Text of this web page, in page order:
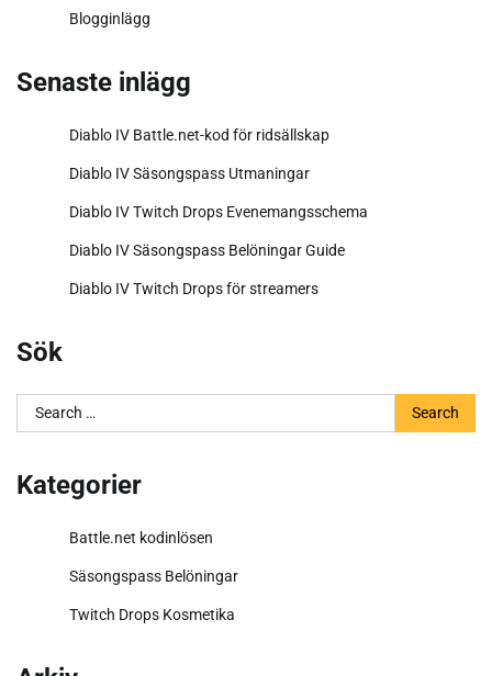
Blogginlägg
Senaste inlägg
Diablo IV Battle.net-kod för ridsällskap
Diablo IV Säsongspass Utmaningar
Diablo IV Twitch Drops Evenemangsschema
Diablo IV Säsongspass Belöningar Guide
Diablo IV Twitch Drops för streamers
Sök
Search
for:
Kategorier
Battle.net kodinlösen
Säsongspass Belöningar
Twitch Drops Kosmetika